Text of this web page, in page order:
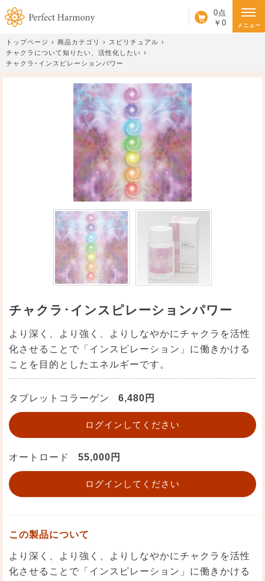
0点
￥0
カート
メニュー
トップページ 商品カテゴリ
スピリチュアル
チャクラについて知りたい、活性化したい
チャクラ･インスピレーションパワー
チャクラ･インスピレーションパワー
より深く、より強く、よりしなやかにチャクラを活性
化させることで「インスピレーション」に働きかける
ことを目的としたエネルギーです。
タブレットコラーゲン 6,480円
ログインしてください
オートロード 55,000円
ログインしてください
この製品について
より深く、より強く、よりしなやかにチャクラを活性
化させることで「インスピレーション」に働きかける